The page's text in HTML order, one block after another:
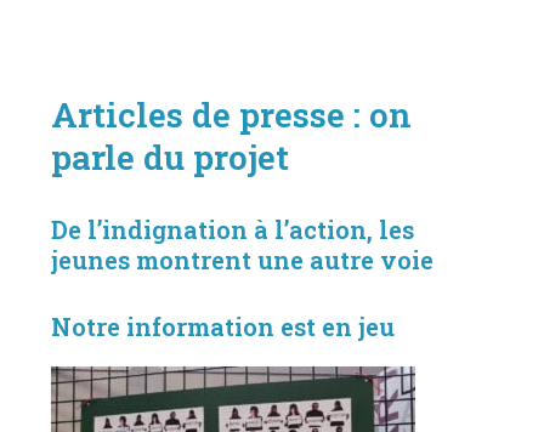
Articles de presse : on
parle du projet
De l’indignation à l’action, les
jeunes montrent une autre voie
Notre information est en jeu